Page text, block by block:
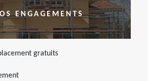
ENGAGEMENTS
gratuits